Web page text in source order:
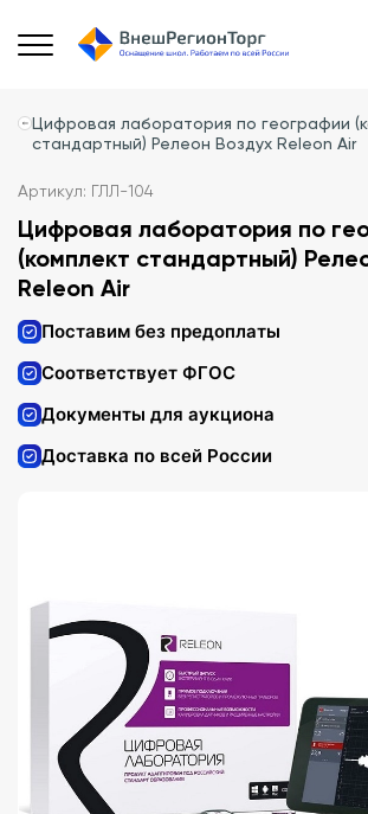
Цифровая лаборатория по географии
стандартный) Релеон Воздух Releon Air
Артикул: ГЛЛ-104
Цифровая лаборатория по
(комплект стандартный)
Releon Air
Поставим без предоплаты
Соответствует ФГОС
Документы для аукциона
Доставка по всей России